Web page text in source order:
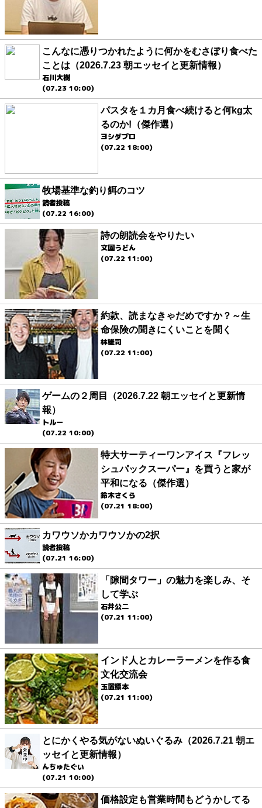
こんなに憑りつかれたように何かをむさぼり食べた
ことは（2026.7.23 朝エッセイと更新情報）
石川大樹
(07.23 10:00)
パスタを１カ月食べ続けると何kg太
るのか!（傑作選）
ヨシダプロ
(07.22 18:00)
牧場基準な釣り餌のコツ
読者投稿
(07.22 16:00)
詩の朗読会をやりたい
文園うどん
(07.22 11:00)
約款、読まなきゃだめですか？～生
命保険の聞きにくいことを聞く
林雄司
(07.22 11:00)
ゲームの２周目（2026.7.22 朝エッセイと更新情
報）
トルー
(07.22 10:00)
特大サーティーワンアイス『フレッ
シュパックスーパー』を買うと家が
平和になる（傑作選）
鈴木さくら
(07.21 18:00)
カワウソかカワウソかの2択
読者投稿
(07.21 16:00)
「隙間タワー」の魅力を楽しみ、そ
して学ぶ
石井公二
(07.21 11:00)
インド人とカレーラーメンを作る食
文化交流会
玉置標本
(07.21 11:00)
とにかくやる気がないぬいぐるみ（2026.7.21 朝エ
ッセイと更新情報）
んちゅたぐい
(07.21 10:00)
価格設定も営業時間もどうかしてる